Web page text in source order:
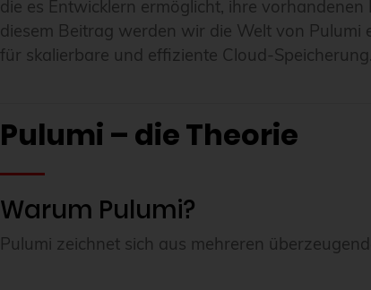
die es Entwicklern ermöglicht, ihre
diesem Beitrag werden wir die Welt von Pulumi
für skalierbare und effiziente Cloud-Speicherung.
Pulumi – die Theorie
Warum Pulumi?
Pulumi zeichnet sich aus mehreren